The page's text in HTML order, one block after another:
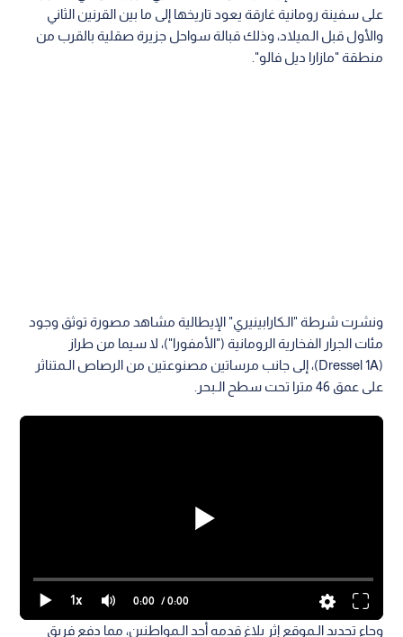
على سفينة رومانية غارقة يعود تاريخها إلى ما بين القرنين الثاني
والأول قبل الـميلاد، وذلك قبالة سواحل جزيرة صقلية بالقرب من
منطقة "مازارا ديل فالو".
ونشرت شرطة "الـكارابينيري" الإيطالية مشاهد مصورة توثق وجود
مئات الجرار الفخارية الرومانية ("الأمفورا")، لا سيما من طراز
(Dressel 1A)، إلى جانب مرساتين مصنوعتين من الرصاص الـمتناثر
على عمق 46 مترا تحت سطح الـبحر.
1x 0:00 / 0:00
وجاء تحديد الـموقع إثر بلاغ قدمه أحد الـمواطنين، مما دفع فريق